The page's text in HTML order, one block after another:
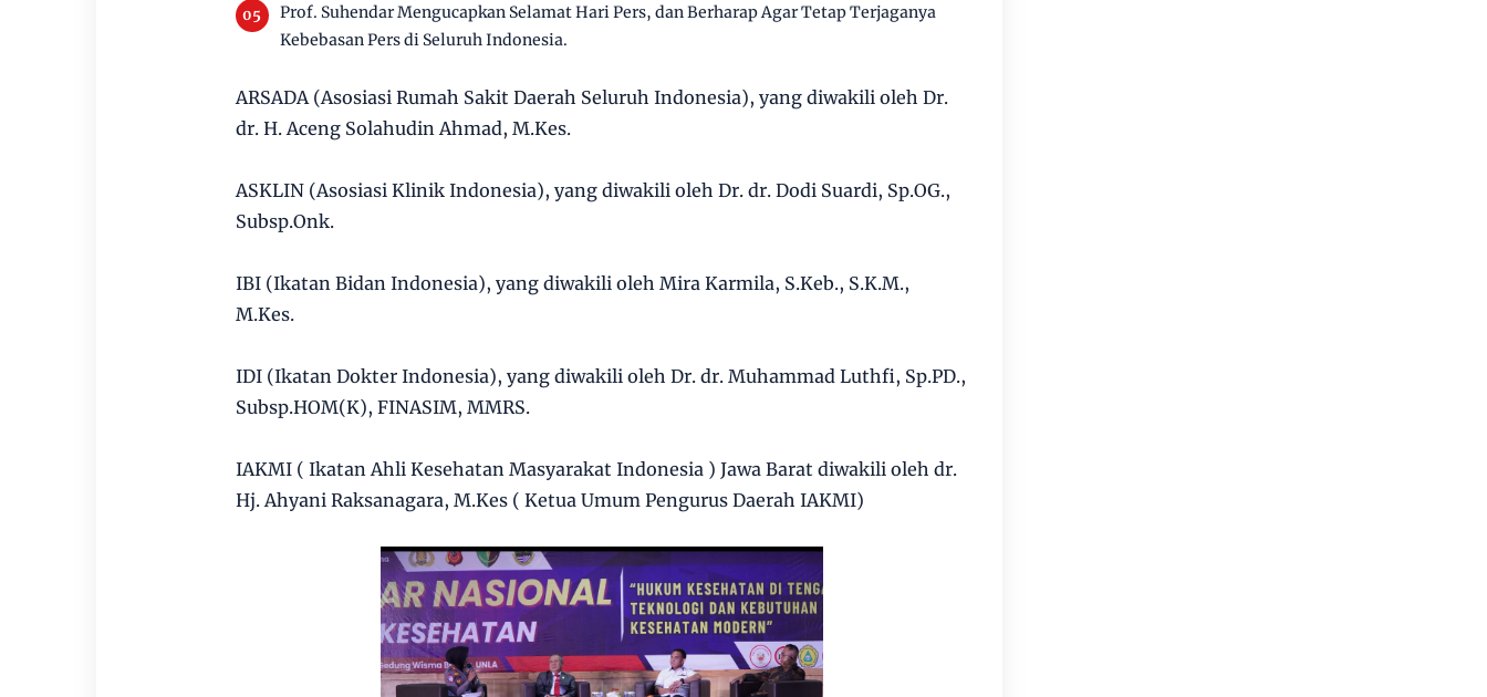
Prof. Suhendar Mengucapkan Selamat Hari Pers, dan Berharap Agar Tetap Terjaganya
Kebebasan Pers di Seluruh Indonesia.
ARSADA (Asosiasi Rumah Sakit Daerah Seluruh Indonesia), yang diwakili oleh Dr.
dr. H. Aceng Solahudin Ahmad, M.Kes.
ASKLIN (Asosiasi Klinik Indonesia), yang diwakili oleh Dr. dr. Dodi Suardi, Sp.OG.,
Subsp.Onk.
IBI (Ikatan Bidan Indonesia), yang diwakili oleh Mira Karmila, S.Keb., S.K.M.,
M.Kes.
IDI (Ikatan Dokter Indonesia), yang diwakili oleh Dr. dr. Muhammad Luthfi, Sp.PD.,
Subsp.HOM(K), FINASIM, MMRS.
IAKMI ( Ikatan Ahli Kesehatan Masyarakat Indonesia ) Jawa Barat diwakili oleh dr.
Hj. Ahyani Raksanagara, M.Kes ( Ketua Umum Pengurus Daerah IAKMI)